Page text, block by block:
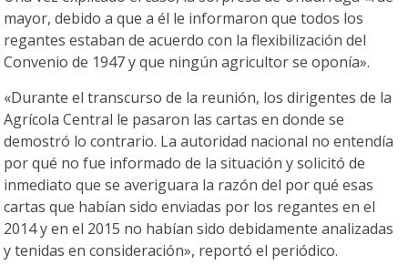
mayor, debido a que a él le informaron que todos los
regantes estaban de acuerdo con la flexibilización del
Convenio de 1947 y que ningún agricultor se oponía».
«Durante el transcurso de la reunión, los dirigentes de la
Agrícola Central le pasaron las cartas en donde se
demostró lo contrario. La autoridad nacional no entendía
por qué no fue informado de la situación y solicitó de
inmediato que se averiguara la razón del por qué esas
cartas que habían sido enviadas por los regantes en el
2014 y en el 2015 no habían sido debidamente analizadas
y tenidas en consideración», reportó el periódico.